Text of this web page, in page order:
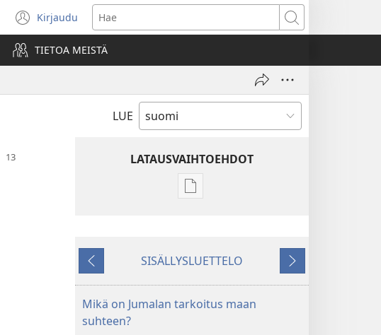
Kirjaudu
(avaa
uuden
ikkunan)
Hae
TIETOA MEISTÄ
LUE
LATAUSVAIHTOEHDOT
Julkaisujen
TUTKITTAVA
2006
Edellinen
SISÄLLYSLUETTELO
Seuraava
Mikä on Jumalan tarkoitus maan
suhteen?